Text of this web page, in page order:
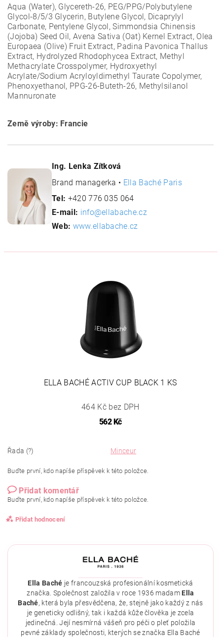
Aqua (Water), Glycereth-26, PEG/PPG/Polybutylene
Glycol-8/5/3 Glycerin, Butylene Glycol, Dicaprylyl
Carbonate, Pentylene Glycol, Simmondsia Chinensis
(Jojoba) Seed Oil, Avena Sativa (Oat) Kernel Extract, Olea
Europaea (Olive) Fruit Extract, Padina Pavonica Thallus
Extract, Hydrolyzed Rhodophycea Extract, Methyl
Methacrylate Crosspolymer, Hydroxyethyl
Acrylate/Sodium Acryloyldimethyl Taurate Copolymer,
Phenoxyethanol, PPG-26-Buteth-26, Methylsilanol
Mannuronate
Země výroby: Francie
Ing. Lenka Zítková
Brand managerka • Ella Baché Paris
Tel: +420 776 035 064
E-mail: info@ellabache.cz
Web: www.ellabache.cz
ELLA BACHÉ ACTIV CUP BLACK 1 KS
464 Kč bez DPH
562 Kč
Řada (?) Minceur
Buďte první, kdo napíše příspěvek k této položce.
Přidat komentář
Buďte první, kdo napíše příspěvek k této položce.
Přidat hodnocení
Ella Baché je francouzská profesionální kosmetická
značka. Společnost založila v roce 1936 madam Ella
Baché, která byla přesvědčena, že, stejně jako každý z nás
je geneticky odlišný, tak i každá kůže člověka je zcela
jedinečná. Její nesmírná vášeň pro péči o pleť položila
pevné základy společnosti, kterých se značka Ella Baché